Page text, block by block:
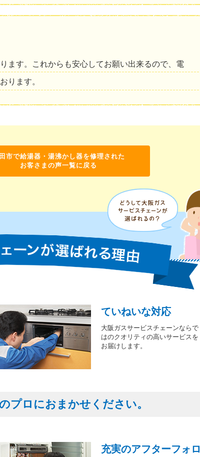
ます。これからも安心してお願い出来るので、電
ります。
市で給湯器・湯沸かし器を修理された
お客さまの声一覧に戻る
ていねいな対応
大阪ガスサービスチェーンならで
はのクオリティの高いサービスを
お届けします。
プロにおまかせください。
充実のアフターフォロ